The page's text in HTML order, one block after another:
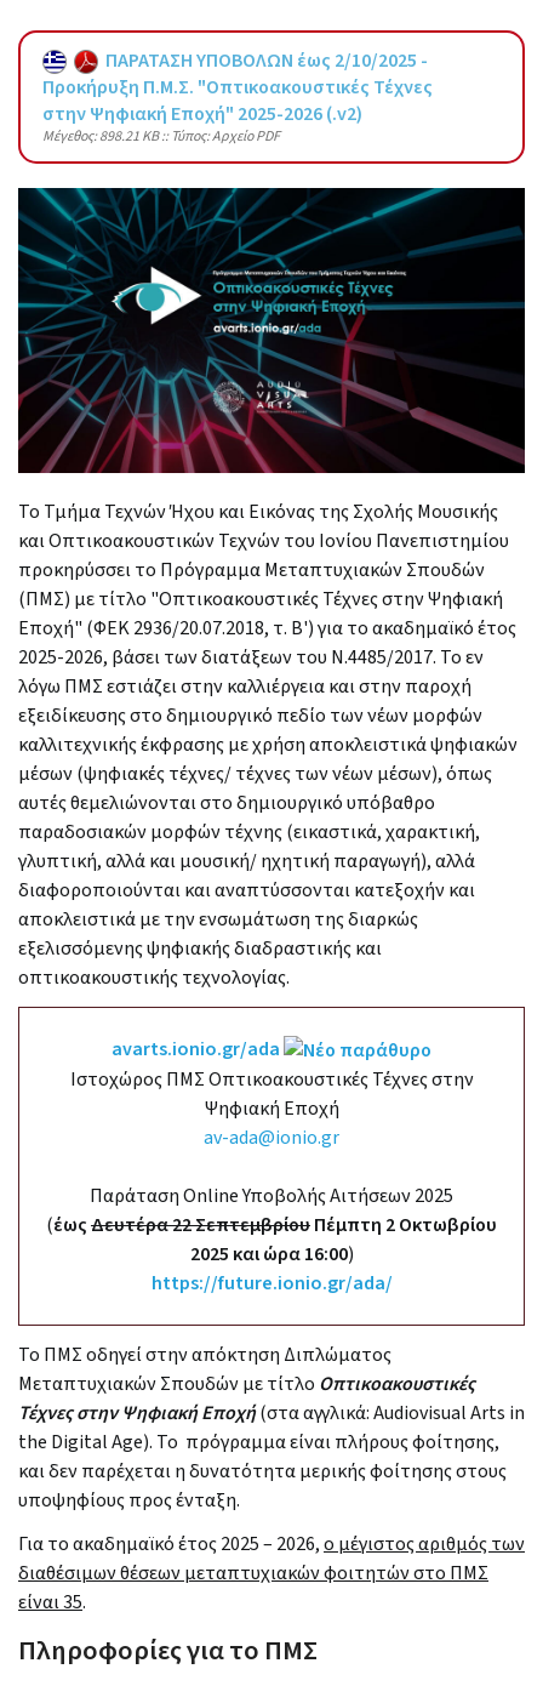
ΠΑΡΑΤΑΣΗ ΥΠΟΒΟΛΩΝ έως 2/10/2025 -
Προκήρυξη Π.Μ.Σ. "Οπτικοακουστικές Τέχνες
στην Ψηφιακή Εποχή" 2025-2026 (.v2)
Mέγεθος: 898.21 KB :: Τύπος: Αρχείο PDF
Το Τμήμα Τεχνών Ήχου και Εικόνας της Σχολής Μουσικής
και Οπτικοακουστικών Τεχνών του Ιονίου Πανεπιστημίου
προκηρύσσει το Πρόγραμμα Μεταπτυχιακών Σπουδών
(ΠΜΣ) με τίτλο "Οπτικοακουστικές Τέχνες στην Ψηφιακή
Εποχή" (ΦΕΚ 2936/20.07.2018, τ. B') για το ακαδημαϊκό έτος
2025-2026, βάσει των διατάξεων του Ν.4485/2017. Το εν
λόγω ΠΜΣ εστιάζει στην καλλιέργεια και στην παροχή
εξειδίκευσης στο δημιουργικό πεδίο των νέων μορφών
καλλιτεχνικής έκφρασης με χρήση αποκλειστικά ψηφιακών
μέσων (ψηφιακές τέχνες/ τέχνες των νέων μέσων), όπως
αυτές θεμελιώνονται στο δημιουργικό υπόβαθρο
παραδοσιακών μορφών τέχνης (εικαστικά, χαρακτική,
γλυπτική, αλλά και μουσική/ ηχητική παραγωγή), αλλά
διαφοροποιούνται και αναπτύσσονται κατεξοχήν και
αποκλειστικά με την ενσωμάτωση της διαρκώς
εξελισσόμενης ψηφιακής διαδραστικής και
οπτικοακουστικής τεχνολογίας.
avarts.ionio.gr/ada
Ιστοχώρος ΠΜΣ Οπτικοακουστικές Τέχνες στην
Ψηφιακή Εποχή
av-ada@ionio.gr
Παράταση Online Υποβολής Αιτήσεων 2025
(έωςΔευτέρα 22 ΣεπτεμβρίουΠέμπτη 2 Οκτωβρίου
2025 και ώρα 16:00)
https://future.ionio.gr/ada/
Το ΠΜΣ οδηγεί στην απόκτηση Διπλώματος
Μεταπτυχιακών Σπουδών με τίτλο Οπτικοακουστικές
Τέχνεςστην ΨηφιακήΕποχή(στα αγγλικά: Audiovisual Arts in
the Digital Age). Το πρόγραμμα είναι πλήρους φοίτησης,
και δεν παρέχεται η δυνατότητα μερικής φοίτησης στους
υποψηφίους προς ένταξη.
Για το ακαδημαϊκό έτος 2025 – 2026,ο μέγιστος αριθμός των
διαθέσιμων θέσεων μεταπτυχιακών φοιτητών στο ΠΜΣ
είναι 35.
Πληροφορίες για το ΠΜΣ